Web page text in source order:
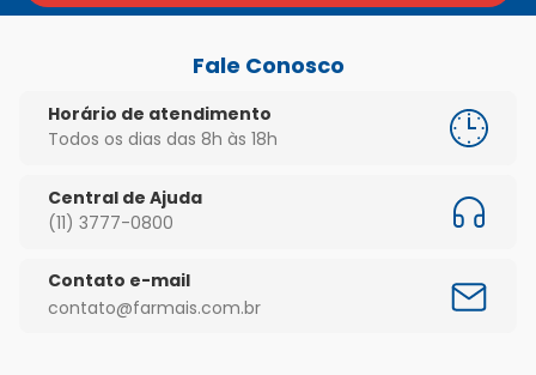
Fale Conosco
Horário de atendimento
Todos os dias das 8h às 18h
Central de Ajuda
(11) 3777-0800
Contato e-mail
contato@farmais.com.br